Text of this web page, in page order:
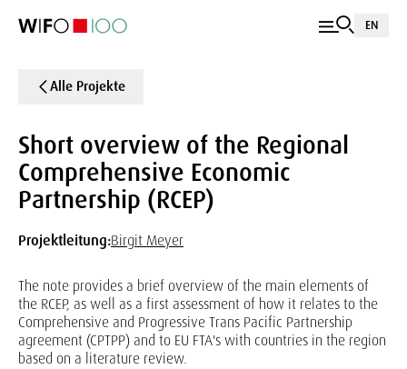
EN
Alle Projekte
Short overview of the Regional
Comprehensive Economic
Partnership (RCEP)
Projektleitung:Birgit Meyer
The note provides a brief overview of the main elements of
the RCEP, as well as a first assessment of how it relates to the
Comprehensive and Progressive Trans Pacific Partnership
agreement (CPTPP) and to EU FTA's with countries in the region
based on a literature review.